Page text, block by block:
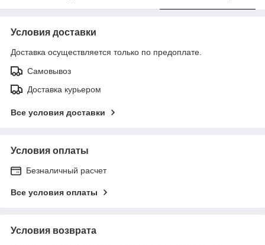
Условия доставки
Доставка осуществляется только по предоплате.
Самовывоз
Доставка курьером
Все условия доставки
Условия оплаты
Безналичный расчет
Все условия оплаты
Условия возврата